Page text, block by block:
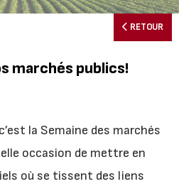
RETOUR
marchés publics!
la Semaine des marchés
occasion de mettre en
où se tissent des liens